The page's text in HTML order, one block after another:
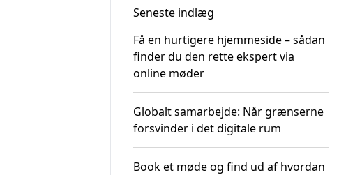
Seneste indlæg
Få en hurtigere hjemmeside – sådan
finder du den rette ekspert via
online møder
Globalt samarbejde: Når grænserne
forsvinder i det digitale rum
Book et møde og find ud af hvordan